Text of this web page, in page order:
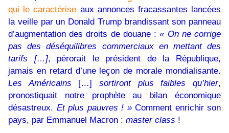
qui le caractérise aux annonces fracassantes lancées
la veille par un Donald Trump brandissant son panneau
d’augmentation des droits de douane :« On ne corrige
pas des déséquilibres commerciaux en mettant des
tarifs […], pérorait le président de la République,
jamais en retard d’une leçon de morale mondialisante.
Les Américains […]sortiront plus faibles qu’hier,
pronostiquait notre prophète au bilan économique
désastreux. Et plus pauvres ! »Comment enrichir son
pays, par Emmanuel Macron : master class !